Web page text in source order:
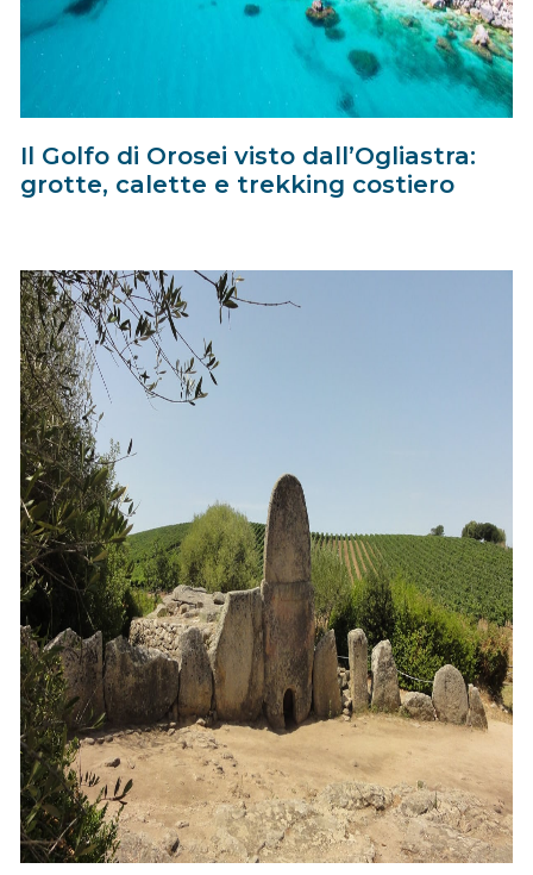
Il Golfo di Orosei visto dall’Ogliastra:
grotte, calette e trekking costiero